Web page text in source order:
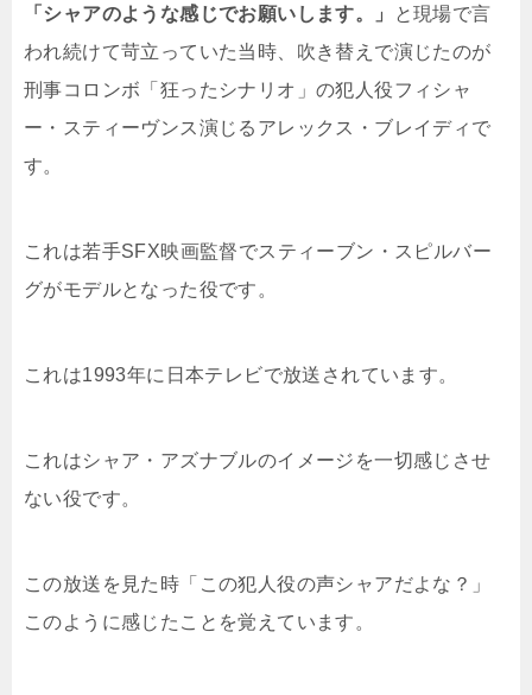
「シャアのような感じでお願いします。」
と現場で言
われ続けて苛立っていた当時、吹き替えで演じたのが
刑事コロンボ「狂ったシナリオ」の犯人役フィシャ
ー・スティーヴンス演じるアレックス・ブレイディで
す。
これは若手SFX映画監督でスティーブン・スピルバー
グがモデルとなった役です。
これは1993年に日本テレビで放送されています。
これはシャア・アズナブルのイメージを一切感じさせ
ない役です。
この放送を見た時「この犯人役の声シャアだよな？」
このように感じたことを覚えています。